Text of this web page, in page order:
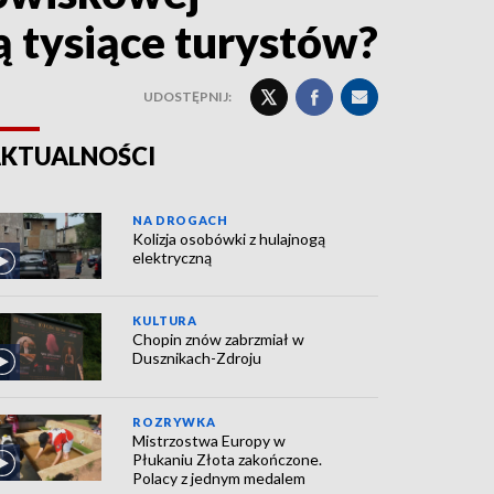
tysiące turystów?
UDOSTĘPNIJ:
NA DROGACH
Kolizja osobówki z hulajnogą
elektryczną
KULTURA
Chopin znów zabrzmiał w
Dusznikach-Zdroju
ROZRYWKA
Mistrzostwa Europy w
Płukaniu Złota zakończone.
Polacy z jednym medalem